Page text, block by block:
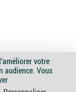
votre
audience. Vous